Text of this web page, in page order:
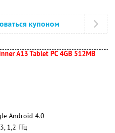
купоном
A13 Tablet PC 4GB 512MB
Android 4.0
1,2 ГГц